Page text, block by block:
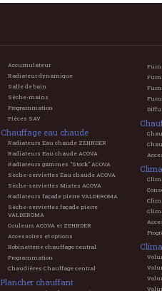
Accumulateur
Radiateur dynamique
Salle de bain
Sèche-mains
Programmation
Pièces SAV
Chauffage eau chaude
Radiateurs Eau chaude ZEHNDER
Radiateurs Eau chaude ACOVA
Radiateurs gammes "Stock" ACOVA
Sèche-serviettes Eau chaude ACOVA
Sèche-serviettes Mixtes ACOVA
Radiateurs façade pierre VALDEROMA
Sèche-serviettes façade pierre
VALDEROMA
Couleurs ACOVA et ZEHNDER
Accessoires et options
Robinetterie chauffage central
Programmation
Chaudières Chauffage central
Plancher chauffant